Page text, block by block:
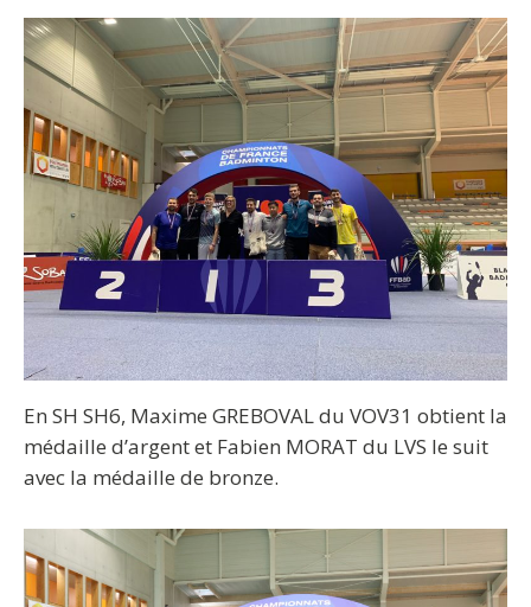
En SH SH6, Maxime GREBOVAL du VOV31 obtient la
médaille d’argent et Fabien MORAT du LVS le suit
avec la médaille de bronze.